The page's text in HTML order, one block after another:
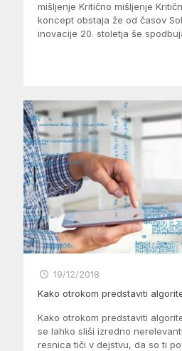
mišljenje Kritično mišljenje
koncept obstaja že od časov
inovacije 20. stoletja še
19/12/2018
Kako otrokom predstaviti
Kako otrokom predstaviti
se lahko sliši izredno
resnica tiči v dejstvu, da so ti